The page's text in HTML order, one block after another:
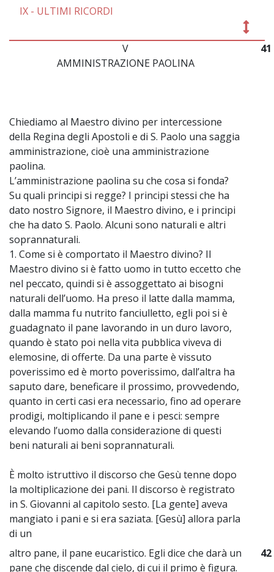
IX - ULTIMI RICORDI
V
AMMINISTRAZIONE PAOLINA
Chiediamo al Maestro divino per intercessione
della Regina degli Apostoli e di S. Paolo una saggia
amministrazione, cioè una amministrazione
paolina.
L’amministrazione paolina su che cosa si fonda?
Su quali principi si regge? I principi stessi che ha
dato nostro Signore, il Maestro divino, e i principi
che ha dato S. Paolo. Alcuni sono naturali e altri
soprannaturali.
1. Come si è comportato il Maestro divino? Il
Maestro divino si è fatto uomo in tutto eccetto che
nel peccato, quindi si è assoggettato ai bisogni
naturali dell’uomo. Ha preso il latte dalla mamma,
dalla mamma fu nutrito fanciulletto, egli poi si è
guadagnato il pane lavorando in un duro lavoro,
quando è stato poi nella vita pubblica viveva di
elemosine, di offerte. Da una parte è vissuto
poverissimo ed è morto poverissimo, dall’altra ha
saputo dare, beneficare il prossimo, provvedendo,
quanto in certi casi era necessario, fino ad operare
prodigi, moltiplicando il pane e i pesci: sempre
elevando l’uomo dalla considerazione di questi
beni naturali ai beni soprannaturali.
È molto istruttivo il discorso che Gesù tenne dopo
la moltiplicazione dei pani. Il discorso è registrato
in S. Giovanni al capitolo sesto. [La gente] aveva
mangiato i pani e si era saziata. [Gesù] allora parla
di un
41
altro pane, il pane eucaristico. Egli dice che darà un
pane che discende dal cielo, di cui il primo è figura.
42